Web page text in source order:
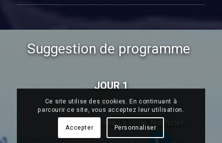
Suggestion de programme
JOUR 1
Arrivée La veille. Nuit hôtel
Ce site utilise des cookies. En continuant à
parcourir ce site, vous acceptez leur utilisation.
Accepter Personnaliser
07 68 28 51 58